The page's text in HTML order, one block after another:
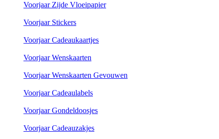
Voorjaar Zijde Vloeipapier
Voorjaar Stickers
Voorjaar Cadeaukaartjes
Voorjaar Wenskaarten
Voorjaar Wenskaarten Gevouwen
Voorjaar Cadeaulabels
Voorjaar Gondeldoosjes
Voorjaar Cadeauzakjes